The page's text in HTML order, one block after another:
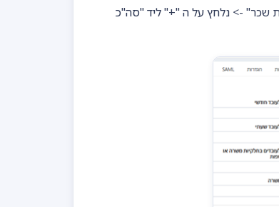
שכר" -> נלחץ על ה "+" ליד "סה"כ